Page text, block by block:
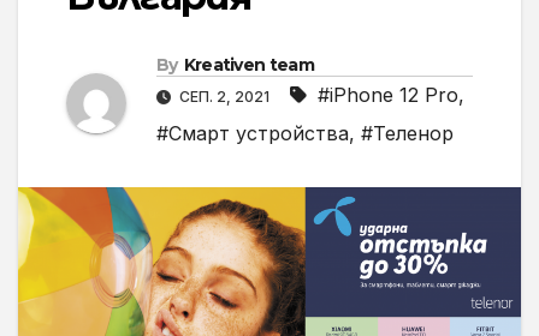
By Kreativen team
СЕП. 2, 2021 #iPhone 12 Pro,
#Смарт устройства, #Теленор